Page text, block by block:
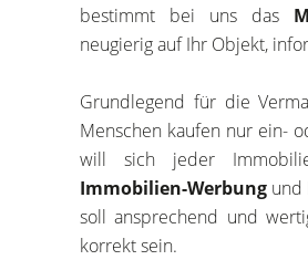
bestimmt bei uns das
neugierig auf Ihr Objekt,
Grundlegend für die
Menschen kaufen nur ein-
will sich jeder
Immobilien-Werbung und
soll ansprechend und
korrekt sein.